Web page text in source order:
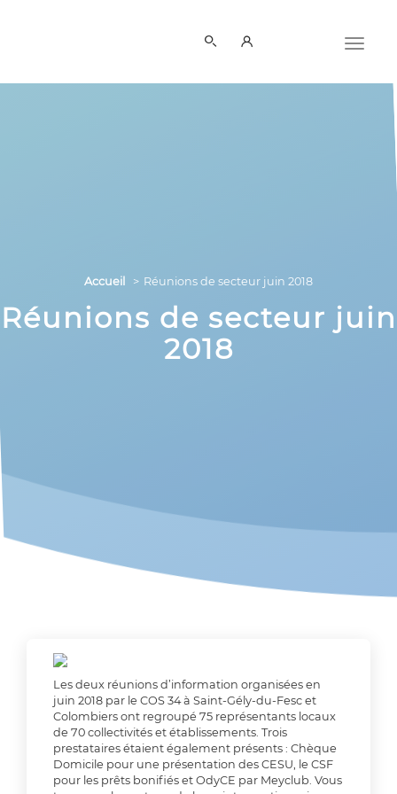
Accueil Réunions de secteur juin 2018
Réunions de secteur juin
2018
Les deux réunions d’information organisées en
juin 2018 par le COS 34 à Saint-Gély-du-Fesc et
Colombiers ont regroupé 75 représentants locaux
de 70 collectivités et établissements. Trois
prestataires étaient également présents : Chèque
Domicile pour une présentation des CESU, le CSF
pour les prêts bonifiés et OdyCE par Meyclub. Vous